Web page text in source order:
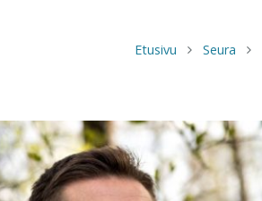
Etusivu Seura